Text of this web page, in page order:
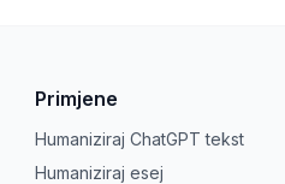
Primjene
Humaniziraj ChatGPT tekst
Humaniziraj esej